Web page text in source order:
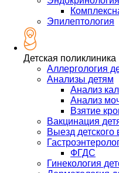
Эпилептология
Детская поликлиника
Аллергология
Анализы детям
Анализ
Анализ
Взятие
Вакцинация
Выезд детского
ФГДС
Гинекология